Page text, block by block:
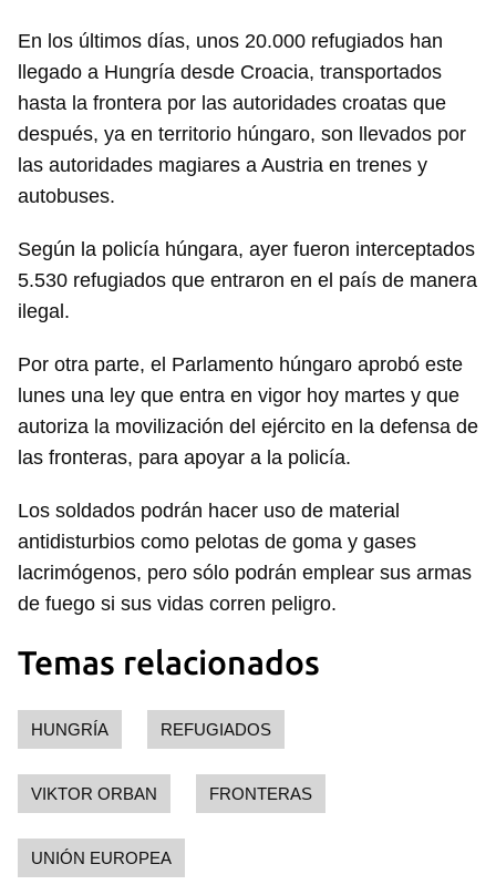
En los últimos días, unos 20.000 refugiados han
llegado a Hungría desde Croacia, transportados
hasta la frontera por las autoridades croatas que
después, ya en territorio húngaro, son llevados por
las autoridades magiares a Austria en trenes y
autobuses.
Según la policía húngara, ayer fueron interceptados
5.530 refugiados que entraron en el país de manera
ilegal.
Por otra parte, el Parlamento húngaro aprobó este
lunes una ley que entra en vigor hoy martes y que
autoriza la movilización del ejército en la defensa de
las fronteras, para apoyar a la policía.
Los soldados podrán hacer uso de material
antidisturbios como pelotas de goma y gases
lacrimógenos, pero sólo podrán emplear sus armas
de fuego si sus vidas corren peligro.
Temas relacionados
HUNGRÍA REFUGIADOS
VIKTOR ORBAN FRONTERAS
UNIÓN EUROPEA